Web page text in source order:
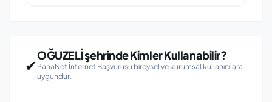
✔
OĞUZELİ şehrinde Kimler Kullanabilir?
PanaNet İnternet Başvurusu bireysel ve kurumsal kullanıcılara
uygundur.